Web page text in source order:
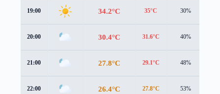
19:00 34.2°C 35°C 30%
20:00 30.4°C 31.6°C 40%
21:00 27.8°C 29.1°C 48%
22:00 26.4°C 27.8°C 53%